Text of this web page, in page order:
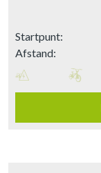
Startpunt:
Afstand: